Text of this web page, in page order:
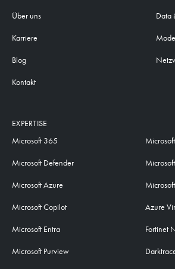
Über uns
Karriere
Blog
Kontakt
Data
EXPERTISE
Microsoft 365
Microsoft Defender
Microsoft Azure
Microsoft Copilot
Microsoft Entra
Microsoft Purview
Azure
Fortinet